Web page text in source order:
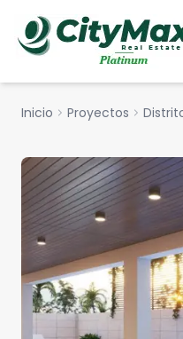
Inicio chevron_right Proyectos chevron_right